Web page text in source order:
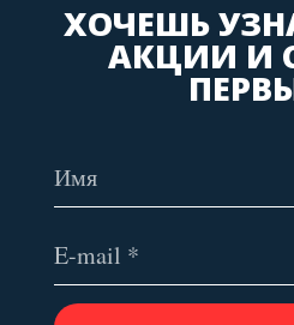
ХОЧЕШЬ
АКЦИИ И